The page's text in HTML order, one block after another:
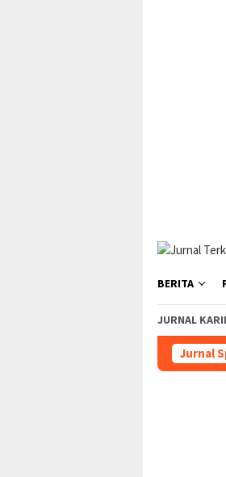
BERITA
JURNAL
Jurnal